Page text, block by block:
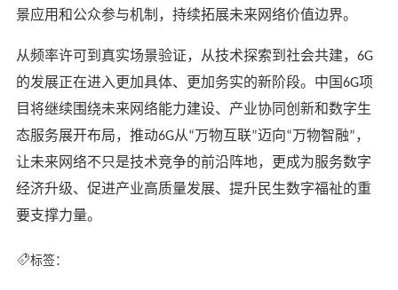
景应用和公众参与机制，持续拓展未来网络价值边界。
从频率许可到真实场景验证，从技术探索到社会共建， 6G
的发展正在进入更加具体、更加务实的新阶段。中国6G项
目将继续围绕未来网络能力建设、产业协同创新和数字生
态服务展开布局，推动6G从“万物互联”迈向“万物智融”，
让未来网络不只是技术竞争的前沿阵地，更成为服务数字
经济升级、促进产业高质量发展、提升民生数字福祉的重
要支撑力量。
标签：